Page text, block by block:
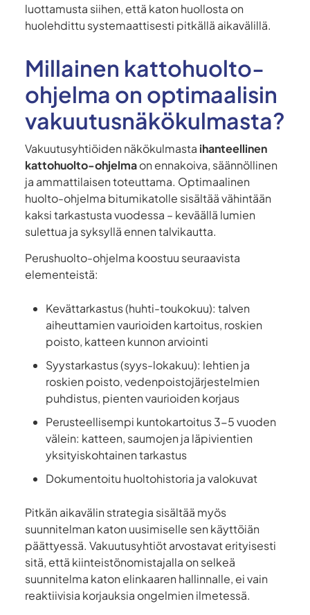
luottamusta siihen, että katon huollosta on
huolehdittu systemaattisesti pitkällä aikavälillä.
Millainen kattohuolto-
ohjelma on optimaalisin
vakuutusnäkökulmasta?
Vakuutusyhtiöiden näkökulmasta ihanteellinen
kattohuolto-ohjelmaon ennakoiva, säännöllinen
ja ammattilaisen toteuttama. Optimaalinen
huolto-ohjelma bitumikatolle sisältää vähintään
kaksi tarkastusta vuodessa – keväällä lumien
sulettua ja syksyllä ennen talvikautta.
Perushuolto-ohjelma koostuu seuraavista
elementeistä:
Kevättarkastus (huhti-toukokuu): talven
aiheuttamien vaurioiden kartoitus, roskien
poisto, katteen kunnon arviointi
Syystarkastus (syys-lokakuu): lehtien ja
roskien poisto, vedenpoistojärjestelmien
puhdistus, pienten vaurioiden korjaus
Perusteellisempi kuntokartoitus 3-5 vuoden
välein: katteen, saumojen ja läpivientien
yksityiskohtainen tarkastus
Dokumentoitu huoltohistoria ja valokuvat
Pitkän aikavälin strategia sisältää myös
suunnitelman katon uusimiselle sen käyttöiän
päättyessä. Vakuutusyhtiöt arvostavat erityisesti
sitä, että kiinteistönomistajalla on selkeä
suunnitelma katon elinkaaren hallinnalle, ei vain
reaktiivisia korjauksia ongelmien ilmetessä.